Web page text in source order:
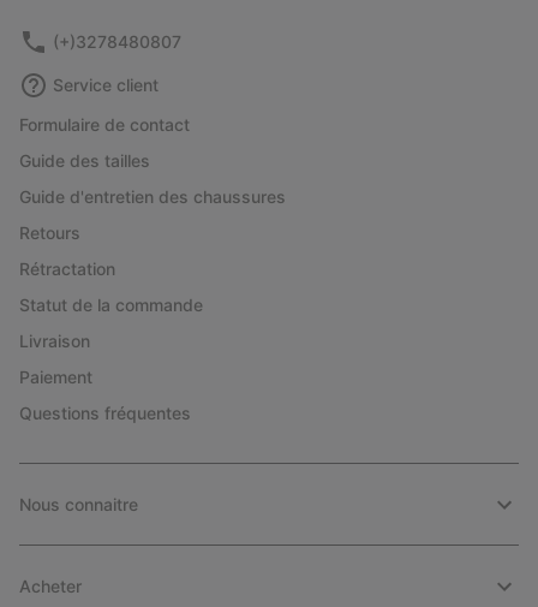
(+)3278480807
Service client
Formulaire de contact
Guide des tailles
Guide d'entretien des chaussures
Retours
Rétractation
Statut de la commande
Livraison
Paiement
Questions fréquentes
Nous connaitre
Acheter